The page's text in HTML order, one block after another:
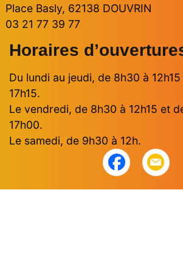
Place Basly, 62138 DOUVRIN
03 21 77 39 77
Horaires
Du lundi au jeudi, de 8h30 à
17h15.
Le vendredi, de 8h30 à 12h15 et
17h00.
Le samedi, de 9h30 à 12h.